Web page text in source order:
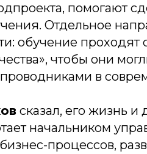
помогают
Отдельное
обучение
чтобы они
в
сказал, его жизнь и
начальником
процессов,